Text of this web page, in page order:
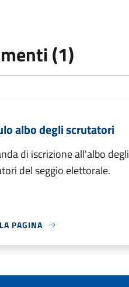
(1)
albo degli scrutatori
di iscrizione all'albo degli
del seggio elettorale.
PAGINA